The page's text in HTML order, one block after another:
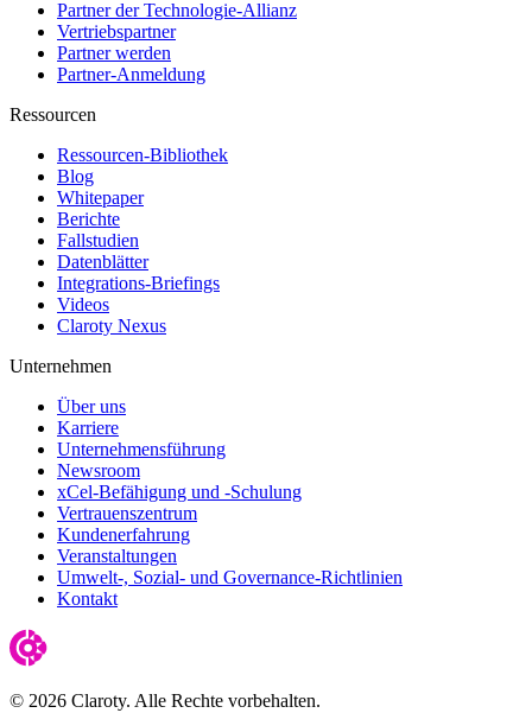
Partner der Technologie-Allianz
Vertriebspartner
Partner werden
Partner-Anmeldung
Ressourcen
Ressourcen-Bibliothek
Blog
Whitepaper
Berichte
Fallstudien
Datenblätter
Integrations-Briefings
Videos
Claroty Nexus
Unternehmen
Über uns
Karriere
Unternehmensführung
Newsroom
xCel-Befähigung und -Schulung
Vertrauenszentrum
Kundenerfahrung
Veranstaltungen
Umwelt-, Sozial- und Governance-Richtlinien
Kontakt
© 2026 Claroty. Alle Rechte vorbehalten.